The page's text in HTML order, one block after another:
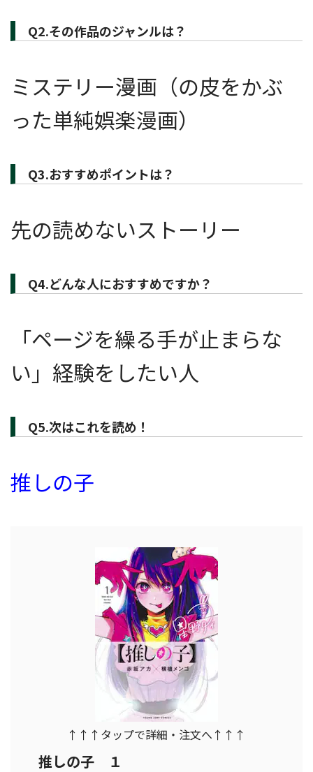
Q2.その作品のジャンルは？
ミステリー漫画（の皮をかぶ
った単純娯楽漫画）
Q3.おすすめポイントは？
先の読めないストーリー
Q4.どんな人におすすめですか？
「ページを繰る手が止まらな
い」経験をしたい人
Q5.次はこれを読め！
推しの子
↑↑↑タップで詳細・注文へ↑↑↑
推しの子 １